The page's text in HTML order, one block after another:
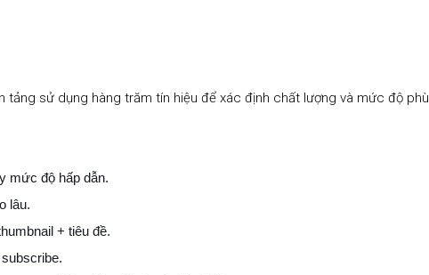
tảng sử dụng hàng trăm tín hiệu để xác định chất lượng và mức độ phù
mức độ hấp dẫn.
lâu.
+ tiêu đề.